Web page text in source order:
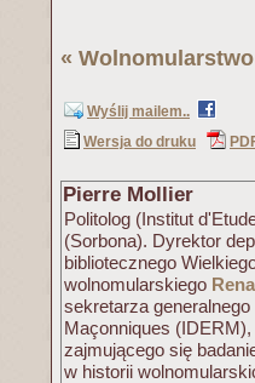
«
Wyślij mailem..
Wersja do druku
Pierre Mollier
Politolog (Institut
(Sorbona). Dyrektor
bibliotecznego
wolnomularskiego
sekretarza
Maçonniques
zajmującego się
w historii